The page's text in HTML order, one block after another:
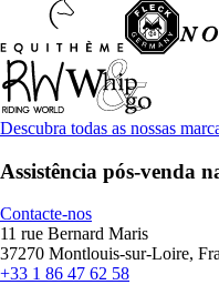
Descubra todas as nossas
Assistência pós-venda
Contacte-nos
11 rue Bernard Maris
37270 Montlouis-sur-Loire,
+33 1 86 47 62 58